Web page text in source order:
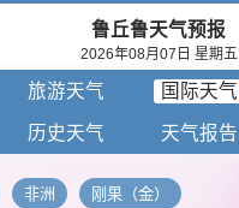
鲁丘鲁天气预报
2026年08月07日 星期五
旅游天气 国际天气
历史天气 天气报告
非洲 刚果（金）